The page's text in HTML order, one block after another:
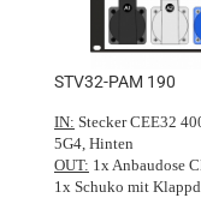
STV32-PAM 190
IN: Stecker CEE32
5G4, Hinten
OUT: 1x Anbaudose
1x Schuko mit